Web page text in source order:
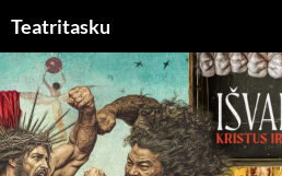
sisu
juurde
Teatritasku